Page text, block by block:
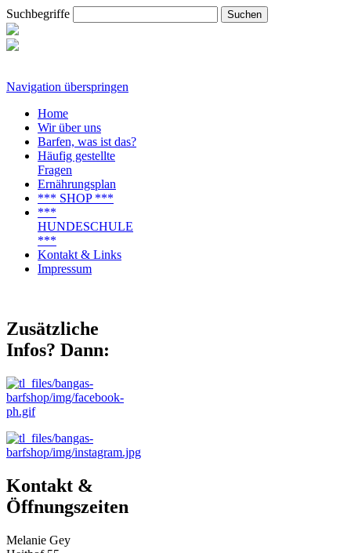
Suchbegriffe
Navigation überspringen
Home
Wir über uns
Barfen, was ist das?
Häufig gestellte
Fragen
Ernährungsplan
*** SHOP ***
***
HUNDESCHULE
***
Kontakt & Links
Impressum
Zusätzliche
Infos? Dann:
Kontakt &
Öffnungszeiten
Melanie Gey